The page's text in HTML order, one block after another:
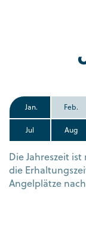
Jan. Feb.
Jul Aug
Die Jahreszeit
die
Angelplätze